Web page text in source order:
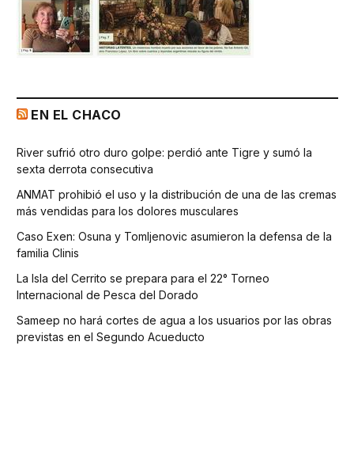
EN EL CHACO
River sufrió otro duro golpe: perdió ante Tigre y sumó la
sexta derrota consecutiva
ANMAT prohibió el uso y la distribución de una de las cremas
más vendidas para los dolores musculares
Caso Exen: Osuna y Tomljenovic asumieron la defensa de la
familia Clinis
La Isla del Cerrito se prepara para el 22° Torneo
Internacional de Pesca del Dorado
Sameep no hará cortes de agua a los usuarios por las obras
previstas en el Segundo Acueducto